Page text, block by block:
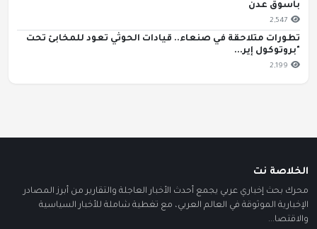
بأسوق عدن
2,547
تطورات متلاحقة في صنعاء.. قيادات الحوثي تعود للمخابئ تحت
"بروتوكول إير...
2,199
الخلاصة نت
محرك بحث إخباري عربي يجمع أحدث الأخبار العاجلة والتقارير من أبرز المصادر
الإخبارية الموثوقة في العالم العربي، مع تغطية شاملة للأخبار السياسية
والاقتصا...